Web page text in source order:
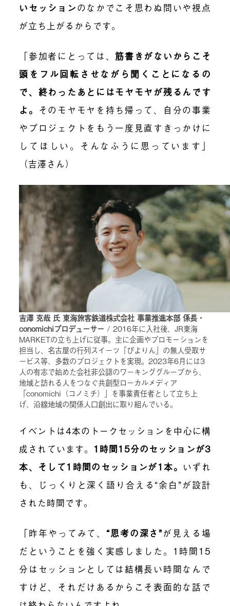
いセッションのなかでこそ思わぬ問いや視点
が立ち上がるからです。
「参加者にとっては、筋書きがないからこそ
頭をフル回転させながら聞くことになるの
で、終わったあとにはモヤモヤが残るんです
よ。 そのモヤモヤを持ち帰って、自分の事業
やプロジェクトをもう一度見直すきっかけに
してほしい。そんなふうに思っています」
（吉澤さん）
吉澤 克哉 氏 東海旅客鉄道株式会社 事業推進本部 係長・
conomichiプロデューサー / 2016年に入社後、JR東海
MARKETの立ち上げに従事。主に企画やプロモーションを
担当し、名古屋の行列スイーツ「ぴよりん」の無人受取サ
ービス等、多数のプロジェクトを実現。2023年6月には3
人の有志で始めた会社非公認のワーキンググループから、
地域と訪れる人をつなぐ共創型ローカルメディア
「conomichi（コノミチ）」を事業責任者として立ち上
げ、沿線地域の関係人口創出に取り組んでいる。
イベントは4本のトークセッションを中心に構
成されています。 1時間15分のセッションが3
本、そして1時間のセッションが1本。 いずれ
も、じっくりと深く語り合える“余白”が設計
された時間です。
「昨年やってみて、 “思考の深さ”が見える場
だということを強く実感しました。1時間15
分はセッションとしては結構長い時間なんで
すけど、それだけあるからこそ表面的な話で